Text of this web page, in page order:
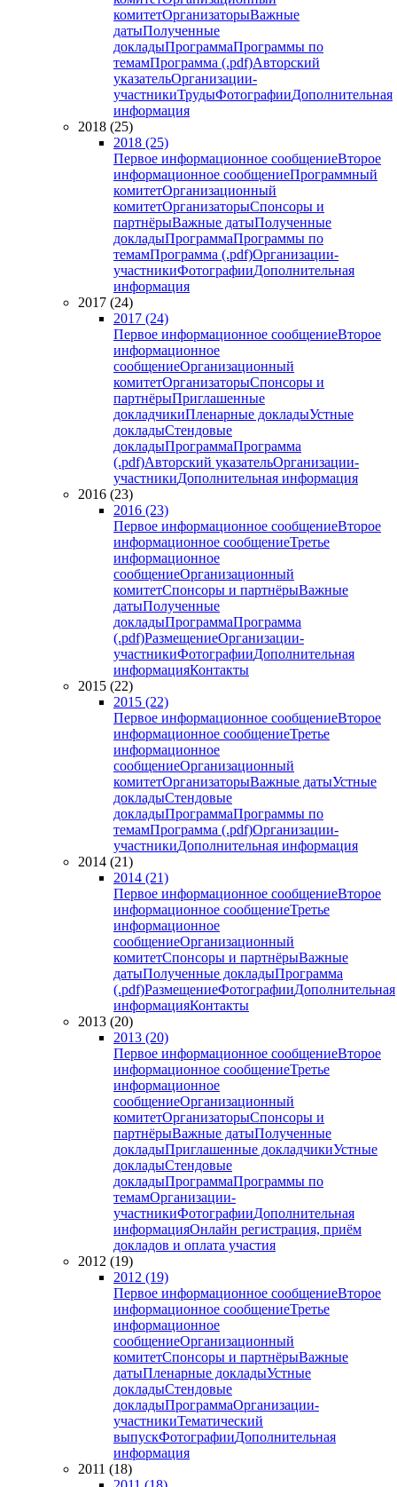
комитетОрганизаторыВажные
датыПолученные
докладыПрограммаПрограммы по
темамПрограмма (.pdf)Авторский
указательОрганизации-
участникиТрудыФотографииДополнительная
информация
2018 (25)
2018 (25)
Первое информационное сообщениеВторое
информационное сообщениеПрограммный
комитетОрганизационный
комитетОрганизаторыСпонсоры и
партнёрыВажные датыПолученные
докладыПрограммаПрограммы по
темамПрограмма (.pdf)Организации-
участникиФотографииДополнительная
информация
2017 (24)
2017 (24)
Первое информационное сообщениеВторое
информационное
сообщениеОрганизационный
комитетОрганизаторыСпонсоры и
партнёрыПриглашенные
докладчикиПленарные докладыУстные
докладыСтендовые
докладыПрограммаПрограмма
(.pdf)Авторский указательОрганизации-
участникиДополнительная информация
2016 (23)
2016 (23)
Первое информационное сообщениеВторое
информационное сообщениеТретье
информационное
сообщениеОрганизационный
комитетСпонсоры и партнёрыВажные
датыПолученные
докладыПрограммаПрограмма
(.pdf)РазмещениеОрганизации-
участникиФотографииДополнительная
информацияКонтакты
2015 (22)
2015 (22)
Первое информационное сообщениеВторое
информационное сообщениеТретье
информационное
сообщениеОрганизационный
комитетОрганизаторыВажные датыУстные
докладыСтендовые
докладыПрограммаПрограммы по
темамПрограмма (.pdf)Организации-
участникиДополнительная информация
2014 (21)
2014 (21)
Первое информационное сообщениеВторое
информационное сообщениеТретье
информационное
сообщениеОрганизационный
комитетСпонсоры и партнёрыВажные
датыПолученные докладыПрограмма
(.pdf)РазмещениеФотографииДополнительная
информацияКонтакты
2013 (20)
2013 (20)
Первое информационное сообщениеВторое
информационное сообщениеТретье
информационное
сообщениеОрганизационный
комитетОрганизаторыСпонсоры и
партнёрыВажные датыПолученные
докладыПриглашенные докладчикиУстные
докладыСтендовые
докладыПрограммаПрограммы по
темамОрганизации-
участникиФотографииДополнительная
информацияОнлайн регистрация, приём
докладов и оплата участия
2012 (19)
2012 (19)
Первое информационное сообщениеВторое
информационное сообщениеТретье
информационное
сообщениеОрганизационный
комитетСпонсоры и партнёрыВажные
датыПленарные докладыУстные
докладыСтендовые
докладыПрограммаОрганизации-
участникиТематический
выпускФотографииДополнительная
информация
2011 (18)